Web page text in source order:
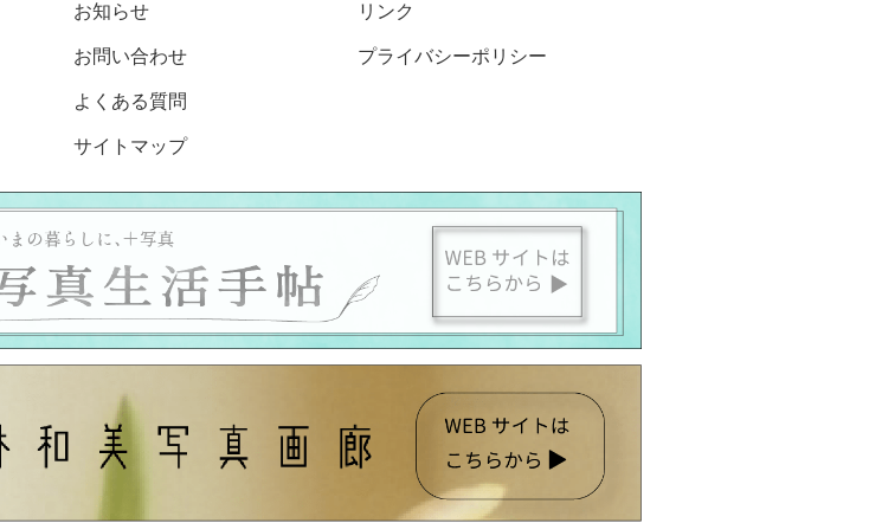
お知らせ
お問い合わせ
よくある質問
サイトマップ
リンク
プライバシーポリシー